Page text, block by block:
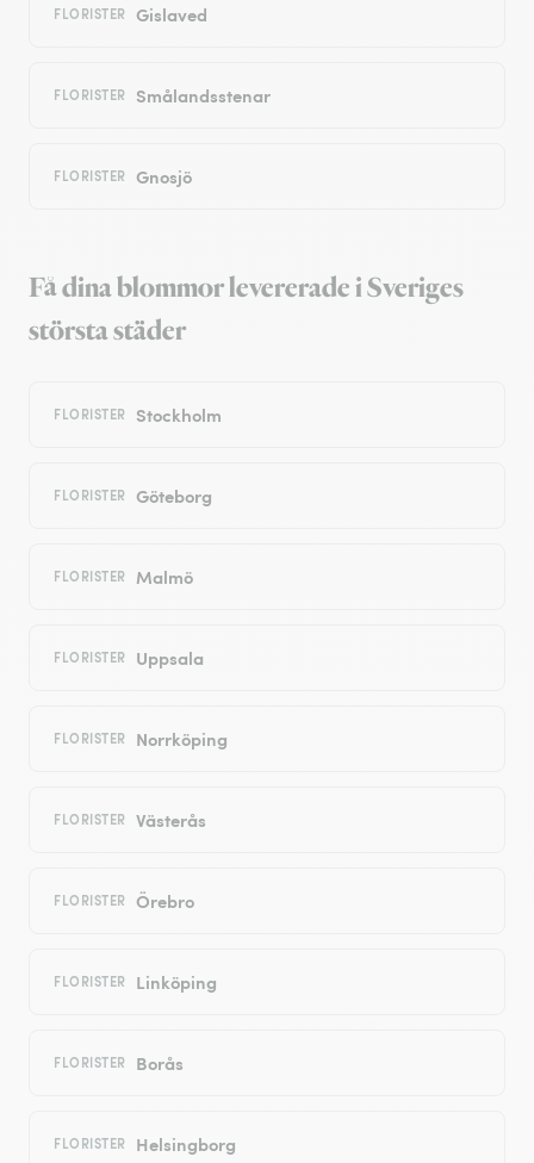
FLORISTER Gislaved
FLORISTER Smålandsstenar
FLORISTER Gnosjö
Få dina blommor levererade i Sveriges
största städer
FLORISTER Stockholm
FLORISTER Göteborg
FLORISTER Malmö
FLORISTER Uppsala
FLORISTER Norrköping
FLORISTER Västerås
FLORISTER Örebro
FLORISTER Linköping
FLORISTER Borås
FLORISTER Helsingborg